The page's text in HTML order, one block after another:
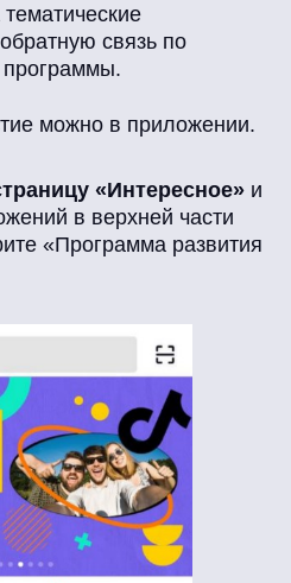
связь по
программы.
можно в приложении.
«Интересное» и
в верхней части
«Программа развития